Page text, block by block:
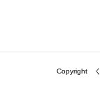
Copyright